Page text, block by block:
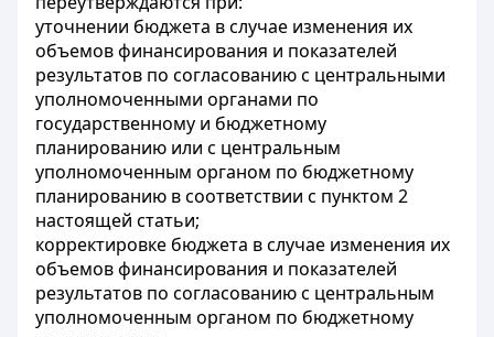
уточнении бюджета в случае изменения их
объемов финансирования и показателей
результатов по согласованию с центральными
уполномоченными органами по
государственному и бюджетному
планированию или с центральным
уполномоченным органом по бюджетному
планированию в соответствии с пунктом 2
настоящей статьи;
корректировке бюджета в случае изменения их
объемов финансирования и показателей
результатов по согласованию с центральным
уполномоченным органом по бюджетному